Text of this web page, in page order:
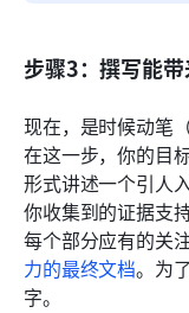
步骤3：撰写能
现在，是时候动笔
在这一步，你的目
形式讲述一个引人
你收集到的证据支
每个部分应有的关
力的最终文档。为
字。